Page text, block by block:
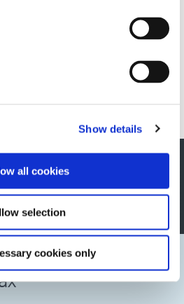
Show details
all cookies
selection
cookies only
cumplimiento
Global